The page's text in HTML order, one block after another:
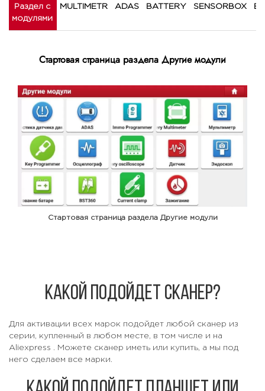
Раздел с
модулями
MULTIMETR ADAS BATTERY SENSORBOX
Стартовая страница раздела Другие модули
Стартовая страница раздела Другие модули
Какой подойдет сканер?
Для активации всех марок подойдет любой сканер из
серии, купленный в любом месте, в том числе и на
Aliexpress
. Можете сканер иметь или купить, а мы под
него сделаем все марки.